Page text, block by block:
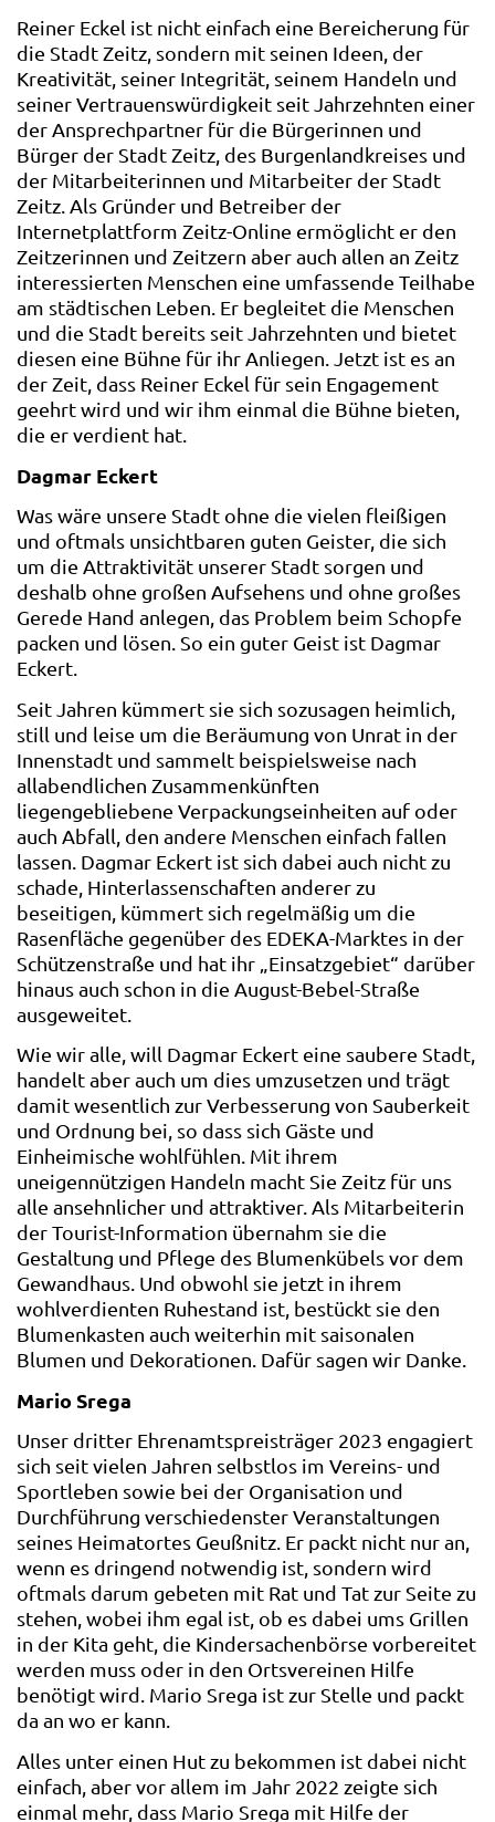
Reiner Eckel ist nicht einfach eine Bereicherung für
die Stadt Zeitz, sondern mit seinen Ideen, der
Kreativität, seiner Integrität, seinem Handeln und
seiner Vertrauenswürdigkeit seit Jahrzehnten einer
der Ansprechpartner für die Bürgerinnen und
Bürger der Stadt Zeitz, des Burgenlandkreises und
der Mitarbeiterinnen und Mitarbeiter der Stadt
Zeitz. Als Gründer und Betreiber der
Internetplattform Zeitz-Online ermöglicht er den
Zeitzerinnen und Zeitzern aber auch allen an Zeitz
interessierten Menschen eine umfassende Teilhabe
am städtischen Leben. Er begleitet die Menschen
und die Stadt bereits seit Jahrzehnten und bietet
diesen eine Bühne für ihr Anliegen. Jetzt ist es an
der Zeit, dass Reiner Eckel für sein Engagement
geehrt wird und wir ihm einmal die Bühne bieten,
die er verdient hat.
Dagmar Eckert
Was wäre unsere Stadt ohne die vielen fleißigen
und oftmals unsichtbaren guten Geister, die sich
um die Attraktivität unserer Stadt sorgen und
deshalb ohne großen Aufsehens und ohne großes
Gerede Hand anlegen, das Problem beim Schopfe
packen und lösen. So ein guter Geist ist Dagmar
Eckert.
Seit Jahren kümmert sie sich sozusagen heimlich,
still und leise um die Beräumung von Unrat in der
Innenstadt und sammelt beispielsweise nach
allabendlichen Zusammenkünften
liegengebliebene Verpackungseinheiten auf oder
auch Abfall, den andere Menschen einfach fallen
lassen. Dagmar Eckert ist sich dabei auch nicht zu
schade, Hinterlassenschaften anderer zu
beseitigen, kümmert sich regelmäßig um die
Rasenfläche gegenüber des EDEKA-Marktes in der
Schützenstraße und hat ihr „Einsatzgebiet“ darüber
hinaus auch schon in die August-Bebel-Straße
ausgeweitet.
Wie wir alle, will Dagmar Eckert eine saubere Stadt,
handelt aber auch um dies umzusetzen und trägt
damit wesentlich zur Verbesserung von Sauberkeit
und Ordnung bei, so dass sich Gäste und
Einheimische wohlfühlen. Mit ihrem
uneigennützigen Handeln macht Sie Zeitz für uns
alle ansehnlicher und attraktiver. Als Mitarbeiterin
der Tourist-Information übernahm sie die
Gestaltung und Pflege des Blumenkübels vor dem
Gewandhaus. Und obwohl sie jetzt in ihrem
wohlverdienten Ruhestand ist, bestückt sie den
Blumenkasten auch weiterhin mit saisonalen
Blumen und Dekorationen. Dafür sagen wir Danke.
Mario Srega
Unser dritter Ehrenamtspreisträger 2023 engagiert
sich seit vielen Jahren selbstlos im Vereins- und
Sportleben sowie bei der Organisation und
Durchführung verschiedenster Veranstaltungen
seines Heimatortes Geußnitz. Er packt nicht nur an,
wenn es dringend notwendig ist, sondern wird
oftmals darum gebeten mit Rat und Tat zur Seite zu
stehen, wobei ihm egal ist, ob es dabei ums Grillen
in der Kita geht, die Kindersachenbörse vorbereitet
werden muss oder in den Ortsvereinen Hilfe
benötigt wird. Mario Srega ist zur Stelle und packt
da an wo er kann.
Alles unter einen Hut zu bekommen ist dabei nicht
einfach, aber vor allem im Jahr 2022 zeigte sich
einmal mehr, dass Mario Srega mit Hilfe der